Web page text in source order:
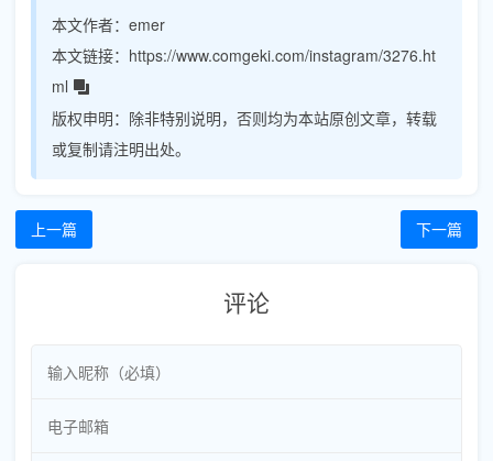
本文作者： emer
本文链接： https://www.comgeki.com/instagram/3276.ht
ml
版权申明： 除非特别说明，否则均为本站原创文章，转载
或复制请注明出处。
上一篇 下一篇
评论